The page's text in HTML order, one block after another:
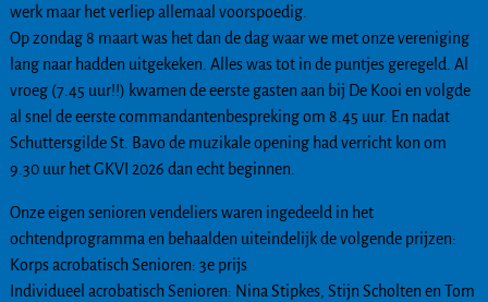
werk maar het verliep allemaal voorspoedig.
Op zondag 8 maart was het dan de dag waar we met onze vereniging
lang naar hadden uitgekeken. Alles was tot in de puntjes geregeld. Al
vroeg (7.45 uur!!) kwamen de eerste gasten aan bij De Kooi en volgde
al snel de eerste commandantenbespreking om 8.45 uur. En nadat
Schuttersgilde St. Bavo de muzikale opening had verricht kon om
9.30 uur het GKVI 2026 dan echt beginnen.
Onze eigen senioren vendeliers waren ingedeeld in het
ochtendprogramma en behaalden uiteindelijk de volgende prijzen:
Korps acrobatisch Senioren: 3e prijs
Individueel acrobatisch Senioren: Nina Stipkes, Stijn Scholten en Tom